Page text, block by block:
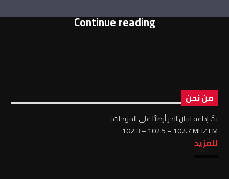
Continue reading
من نحن
بثّ إذاعة لبنان الحر أرضيًّا على الموجات:
102.3 – 102.5 – 102.7 MHZ FM
للمزيد